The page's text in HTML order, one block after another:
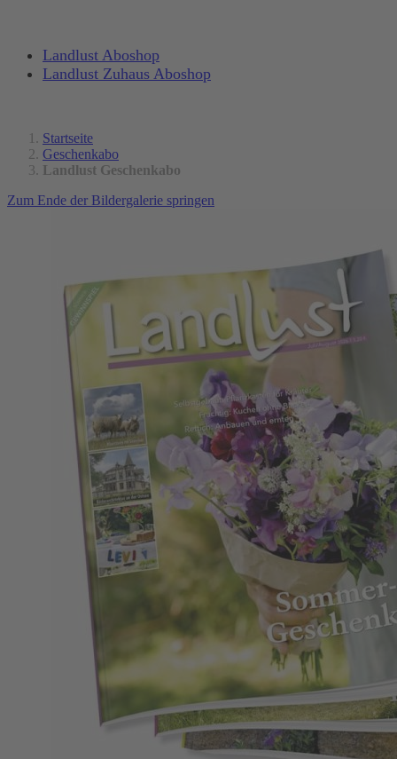
Landlust Aboshop
Landlust Zuhaus Aboshop
Startseite
Geschenkabo
Landlust Geschenkabo
Zum Ende der Bildergalerie springen
Zum Anfang der Bildergalerie springen
Landlust Geschenkabo
Verschenken Sie mit Landlust unbegrenzte Lesefreude.
Das Geschenkabonnement läuft mindestens ein Jahr und dann
zuverlässig weiter, bis Sie das Abonnement beenden.
Suchen Sie sich gleich Ihr Geschenk* aus und bestellen Sie das
Geschenkabonnement für einen lieben Menschen!